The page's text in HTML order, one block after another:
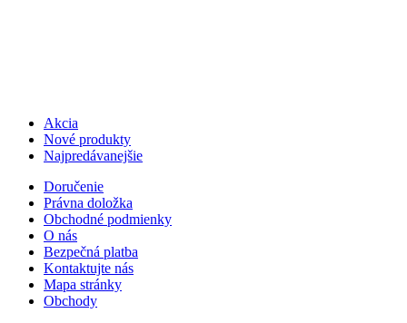
Akcia
Nové produkty
Najpredávanejšie
Doručenie
Právna doložka
Obchodné podmienky
O nás
Bezpečná platba
Kontaktujte nás
Mapa stránky
Obchody